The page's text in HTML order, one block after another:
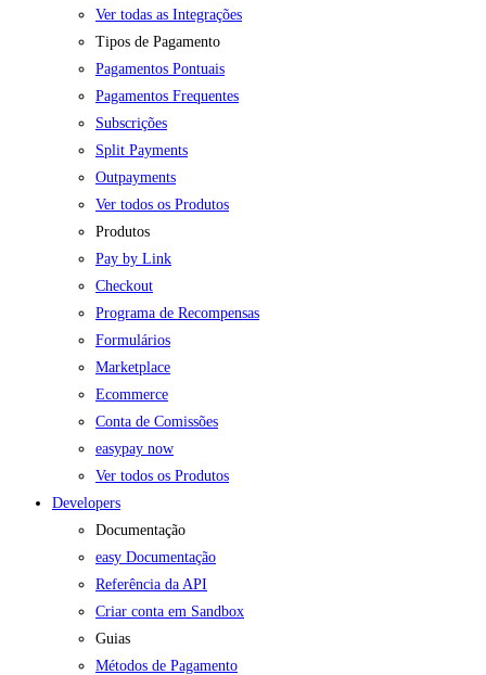
Ver todas as Integrações
Tipos de Pagamento
Pagamentos Pontuais
Pagamentos Frequentes
Subscrições
Split Payments
Outpayments
Ver todos os Produtos
Produtos
Pay by Link
Checkout
Programa de Recompensas
Formulários
Marketplace
Ecommerce
Conta de Comissões
easypay now
Ver todos os Produtos
Developers
Documentação
easy Documentação
Referência da API
Criar conta em Sandbox
Guias
Métodos de Pagamento